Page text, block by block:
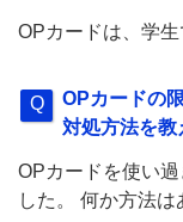
OPカードは、学
OPカードの
対処方法を教
OPカードを使い
した。 何か方法は